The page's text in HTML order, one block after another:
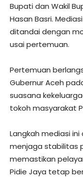
Bupati dan Wakil
Hasan Basri.
ditandai dengan
usai pertemuan.
Pertemuan
Gubernur Aceh
suasana
tokoh masyarakat
Langkah mediasi
menjaga stabilitas
memastikan
Pidie Jaya tetap